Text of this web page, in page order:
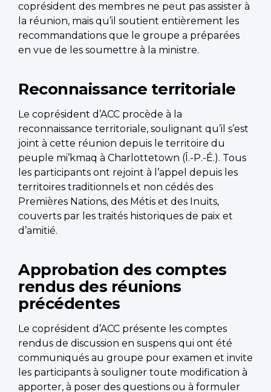
coprésident des membres ne peut pas assister à
la réunion, mais qu’il soutient entièrement les
recommandations que le groupe a préparées
en vue de les soumettre à la ministre.
Reconnaissance territoriale
Le coprésident d’ACC procède à la
reconnaissance territoriale, soulignant qu’il s’est
joint à cette réunion depuis le territoire du
peuple mi’kmaq à Charlottetown (Î.-P.-É.). Tous
les participants ont rejoint à l’appel depuis les
territoires traditionnels et non cédés des
Premières Nations, des Métis et des Inuits,
couverts par les traités historiques de paix et
d’amitié.
Approbation des comptes
rendus des réunions
précédentes
Le coprésident d’ACC présente les comptes
rendus de discussion en suspens qui ont été
communiqués au groupe pour examen et invite
les participants à souligner toute modification à
apporter, à poser des questions ou à formuler